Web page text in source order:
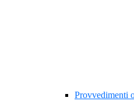
Provvedimenti